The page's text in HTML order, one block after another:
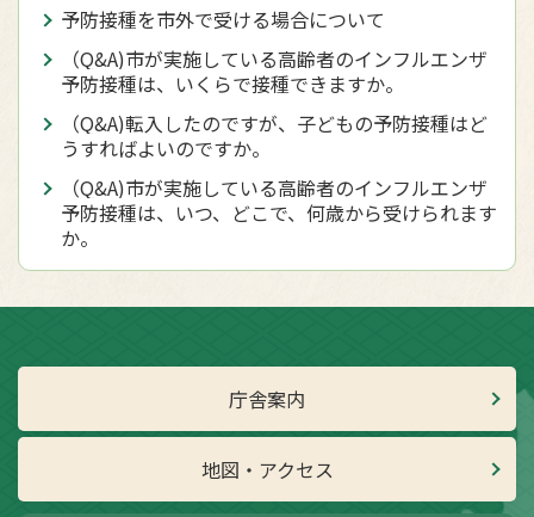
予防接種を市外で受ける場合について
（Q&A)市が実施している高齢者のインフルエンザ
予防接種は、いくらで接種できますか。
（Q&A)転入したのですが、子どもの予防接種はど
うすればよいのですか。
（Q&A)市が実施している高齢者のインフルエンザ
予防接種は、いつ、どこで、何歳から受けられます
か。
庁舎案内
地図・アクセス